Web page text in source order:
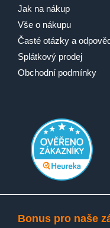
Jak na nákup
Vše o nákupu
Časté otázky a
Splátkový prodej
Obchodní podmínky
Bonus pro naše